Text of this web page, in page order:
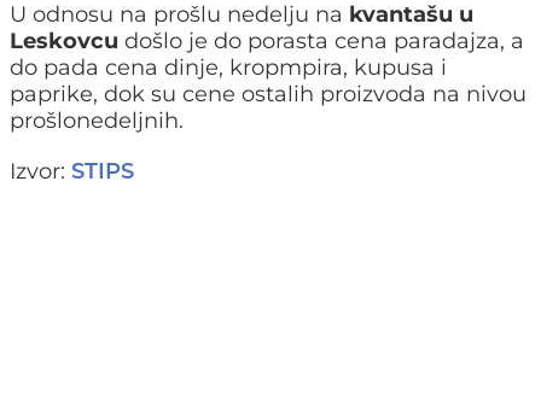
U odnosu na prošlu nedelju na kvantašu u
Leskovcu došlo je do porasta cena paradajza, a
do pada cena dinje, kropmpira, kupusa i
paprike, dok su cene ostalih proizvoda na nivou
prošlonedeljnih.
Izvor: STIPS